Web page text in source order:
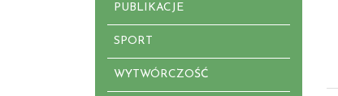
PUBLIKACJE
SPORT
WYTWÓRCZOŚĆ